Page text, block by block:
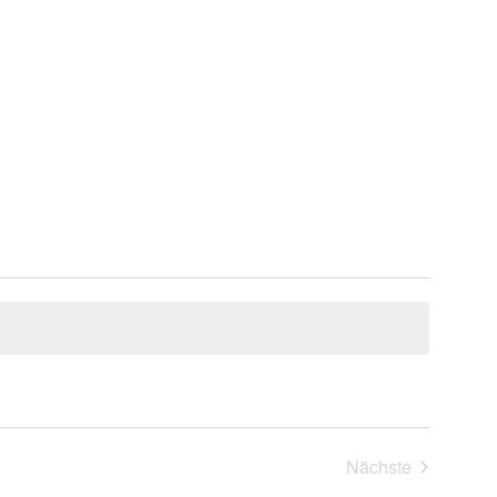
Nächste